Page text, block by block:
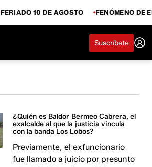
FERIADO 10 DE AGOSTO FENÓMENO DE
Suscríbete
¿Quién es Baldor Bermeo Cabrera, el
exalcalde al que la justicia vincula
con la banda Los Lobos?
Previamente, el exfuncionario
fue llamado a juicio por presunto